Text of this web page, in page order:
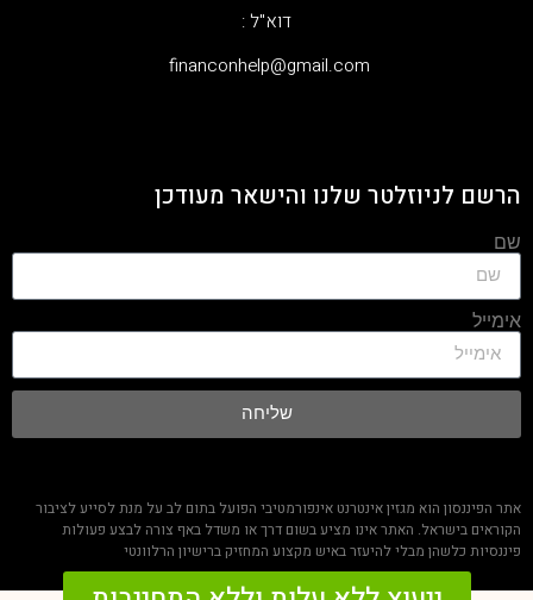
דוא"ל :
‫financonhelp@gmail.com‬
הרשם לניוזלטר שלנו והישאר מעודכן
שם
אימייל
שליחה
אתר הפיננסון הוא מגזין אינטרנט אינפורמטיבי הפועל בתום לב על מנת לסייע לציבור
הקוראים בישראל. האתר אינו מציע בשום דרך או משדל באף צורה לבצע פעולות
פיננסיות כלשהן מבלי להיעזר באיש מקצוע המחזיק ברישיון הרלוונטי